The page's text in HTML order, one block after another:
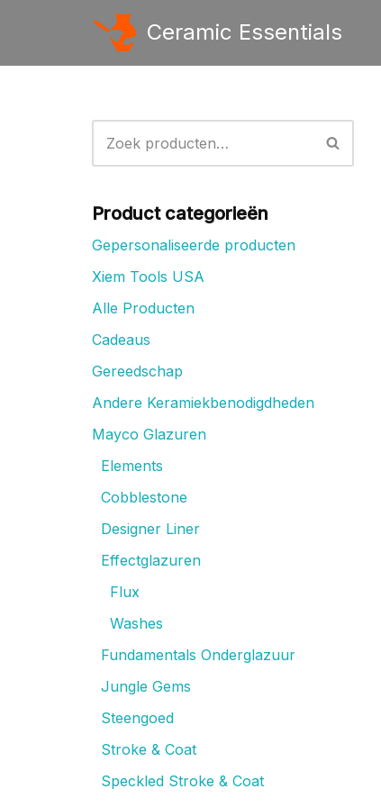
naar
Ceramic Essentials
Product categorieën
Gepersonaliseerde producten
Xiem Tools USA
Alle Producten
Cadeaus
Gereedschap
Andere Keramiekbenodigdheden
Mayco Glazuren
Elements
Cobblestone
Designer Liner
Effectglazuren
Flux
Washes
Fundamentals Onderglazuur
Jungle Gems
Steengoed
Stroke & Coat
Speckled Stroke & Coat